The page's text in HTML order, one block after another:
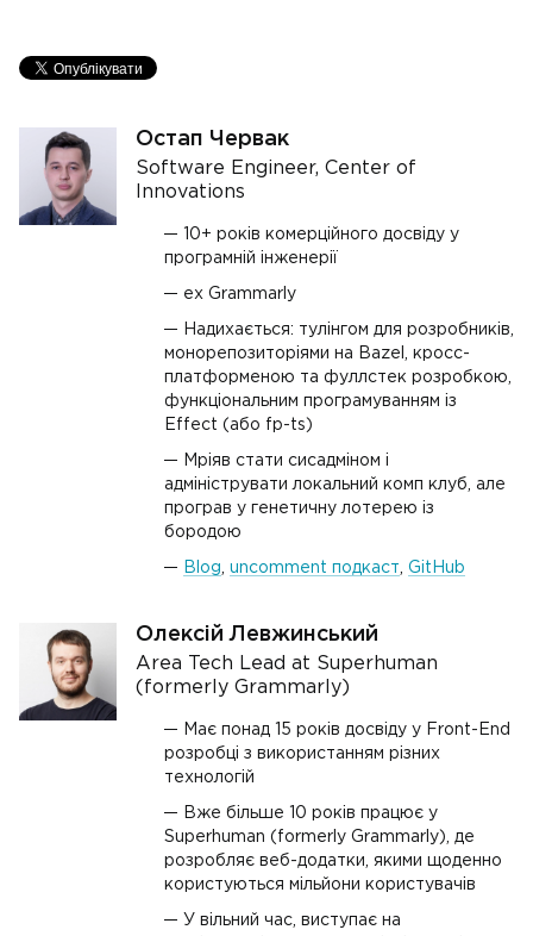
Остап Червак
Software Engineer, Center of
Innovations
10+ років комерційного досвіду у
програмній інженерії
ex Grammarly
Надихається: тулінгом для розробників,
монорепозиторіями на Bazel, кросс-
платформеною та фуллстек розробкою,
функціональним програмуванням із
Effect (або fp-ts)
Мріяв стати сисадміном і
адмініструвати локальний комп клуб, але
програв у генетичну лотерею із
бородою
Blog uncomment подкаст GitHub
Олексій Левжинський
Area Tech Lead at Superhuman
(formerly Grammarly)
Має понад 15 років досвіду у Front-End
розробці з використанням різних
технологій
Вже більше 10 років працює у
Superhuman (formerly Grammarly), де
розробляє веб-додатки, якими щоденно
користуються мільйони користувачів
У вільний час, виступає на